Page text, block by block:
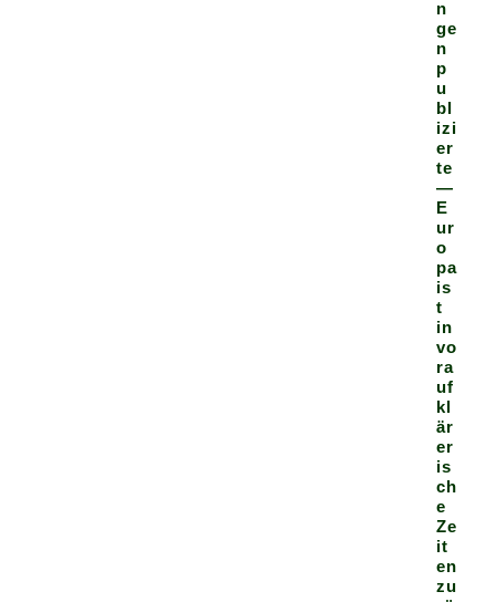
n
ge
n
p
u
bl
izi
er
te
—
E
ur
o
pa
is
t
in
vo
ra
uf
kl
är
er
is
ch
e
Ze
it
en
zu